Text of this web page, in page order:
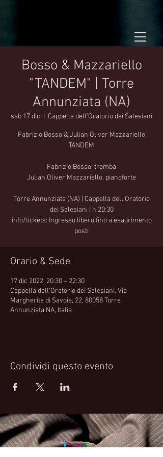
Bosso & Mazzariello
"TANDEM" | Torre
Annunziata (NA)
sab 17 dic Cappella dell’Oratorio dei Salesiani
Fabrizio Bosso & Julian Oliver Mazzariello
TANDEM
Fabrizio Bosso, tromba
Julian Oliver Mazzariello, pianoforte
Torre Annunziata (NA) | Cappella dell’Oratorio
dei Salesiani | h 20:30
info/tickets: Ingresso libero fino a esaurimento
Orario & Sede
17 dic 2022, 20:30 – 22:30
Cappella dell’Oratorio dei Salesiani, Via
Margherita di Savoia, 22, 80058 Torre
Annunziata NA, Italia
Condividi questo evento